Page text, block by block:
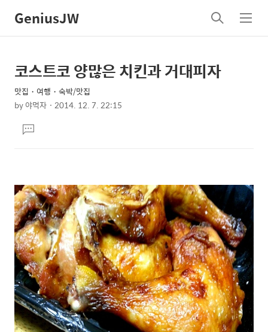
GeniusJW
검
색
메
뉴
상
세
컨
텐
츠
본
제
목
코스트코 양많은 치킨과 거대피자
맛집・여행・숙박/맛집
by야먹자 2014. 12. 7. 22:15
문댓
글